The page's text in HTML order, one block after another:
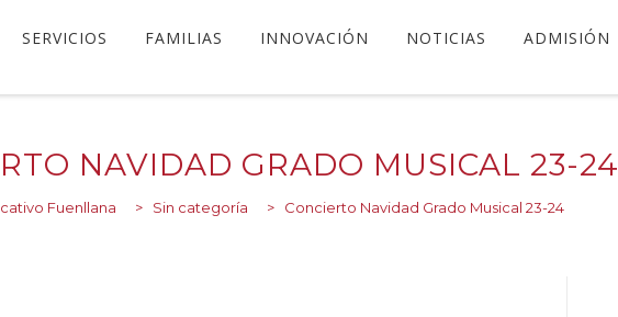
SERVICIOS FAMILIAS INNOVACIÓN NOTICIAS ADMISIÓN
NAVIDAD GRADO MUSICAL 23-24
Fuenllana > Sin categoría > Concierto Navidad Grado Musical 23-24